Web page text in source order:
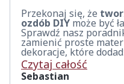
Przekonaj się, że
ozdób DIY może być
Sprawdź nasz
zamienić proste
dekoracje, które
Czytaj całość
Sebastian